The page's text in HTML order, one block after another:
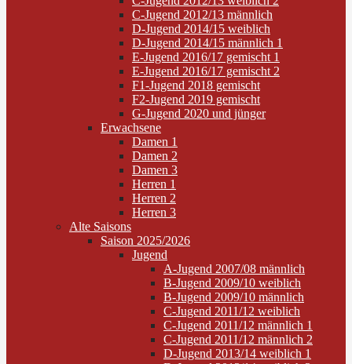
C-Jugend 2012/13 männlich
D-Jugend 2014/15 weiblich
D-Jugend 2014/15 männlich 1
E-Jugend 2016/17 gemischt 1
E-Jugend 2016/17 gemischt 2
F1-Jugend 2018 gemischt
F2-Jugend 2019 gemischt
G-Jugend 2020 und jünger
Erwachsene
Damen 1
Damen 2
Damen 3
Herren 1
Herren 2
Herren 3
Alte Saisons
Saison 2025/2026
Jugend
A-Jugend 2007/08 männlich
B-Jugend 2009/10 weiblich
B-Jugend 2009/10 männlich
C-Jugend 2011/12 weiblich
C-Jugend 2011/12 männlich 1
C-Jugend 2011/12 männlich 2
D-Jugend 2013/14 weiblich 1